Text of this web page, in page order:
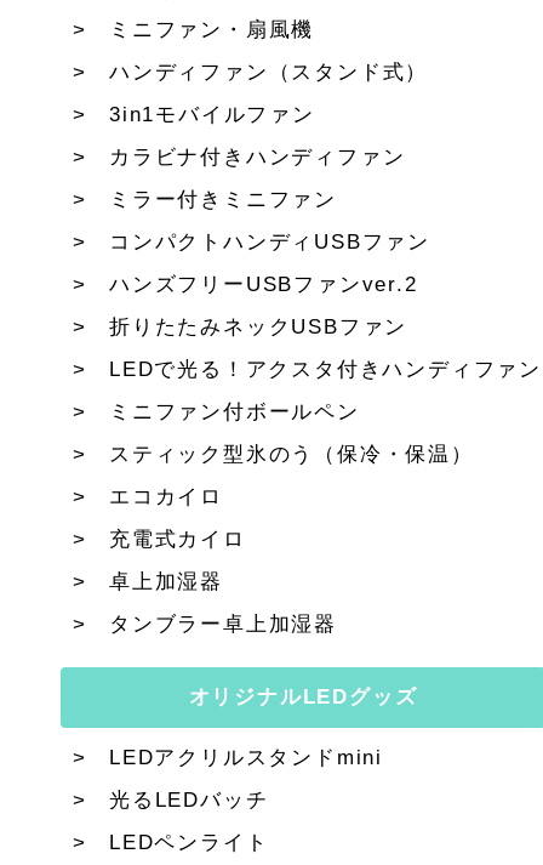
ミニファン・扇風機
ハンディファン（スタンド式）
3in1モバイルファン
カラビナ付きハンディファン
ミラー付きミニファン
コンパクトハンディUSBファン
ハンズフリーUSBファンver.2
折りたたみネックUSBファン
LEDで光る！アクスタ付きハンディファン
ミニファン付ボールペン
スティック型氷のう（保冷・保温）
エコカイロ
充電式カイロ
卓上加湿器
タンブラー卓上加湿器
オリジナルLEDグッズ
LEDアクリルスタンドmini
光るLEDバッチ
LEDペンライト